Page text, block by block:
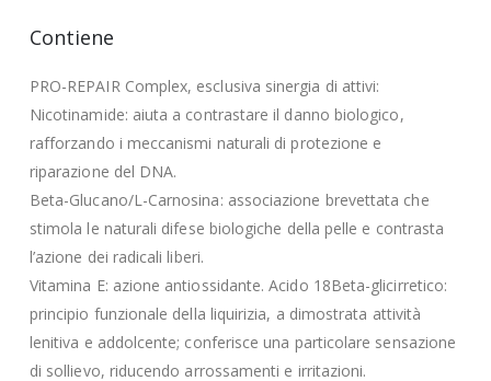
Contiene
PRO-REPAIR Complex, esclusiva sinergia di attivi:
Nicotinamide: aiuta a contrastare il danno biologico,
rafforzando i meccanismi naturali di protezione e
riparazione del DNA.
Beta-Glucano/L-Carnosina: associazione brevettata che
stimola le naturali difese biologiche della pelle e contrasta
l’azione dei radicali liberi.
Vitamina E: azione antiossidante. Acido 18Beta-glicirretico:
principio funzionale della liquirizia, a dimostrata attività
lenitiva e addolcente; conferisce una particolare sensazione
di sollievo, riducendo arrossamenti e irritazioni.